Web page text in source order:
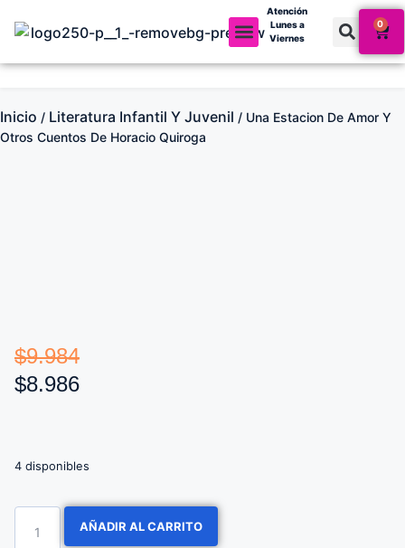
Atención
Lunes a
Viernes
0
Inicio / Literatura Infantil Y Juvenil / Una Estacion De Amor Y
Otros Cuentos De Horacio Quiroga
$9.984
$8.986
4 disponibles
AÑADIR AL CARRITO